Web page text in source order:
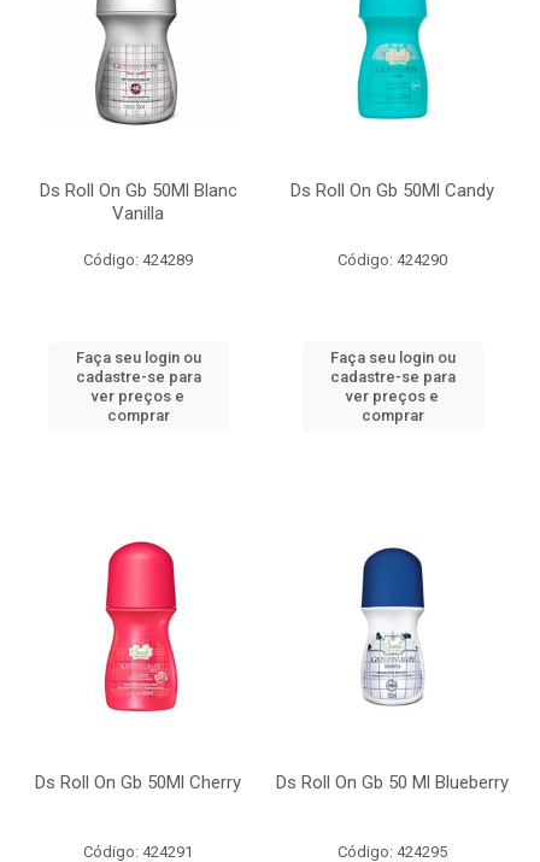
Ds Roll On Gb 50Ml Blanc
Vanilla
Código: 424289
Faça seu login ou
cadastre-se para
ver preços e
comprar
Ds Roll On Gb 50Ml Candy
Código: 424290
Faça seu login ou
cadastre-se para
ver preços e
comprar
Ds Roll On Gb 50Ml Cherry
Código: 424291
Ds Roll On Gb 50 Ml Blueberry
Código: 424295